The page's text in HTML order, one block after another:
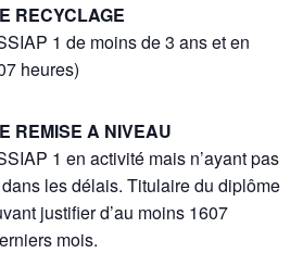
RECYCLAGE
1 de moins de 3 ans et en
heures)
REMISE A NIVEAU
1 en activité mais n’ayant pas
les délais. Titulaire du diplôme
justifier d’au moins 1607
mois.